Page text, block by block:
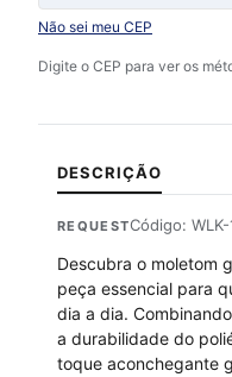
Não sei meu CEP
Digite o CEP para ver os
DESCRIÇÃO
REQUESTCódigo: WLK-
Descubra o moletom
peça essencial para
dia a dia.
a durabilidade do
toque aconchegante